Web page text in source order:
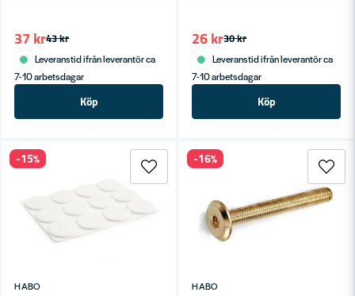
43 kr
37 kr
Leveranstid ifrån leverantör ca
7-10 arbetsdagar
Köp
30 kr
26 kr
Leveranstid ifrån leverantör ca
7-10 arbetsdagar
Köp
HABO
-15%
HABO
-16%